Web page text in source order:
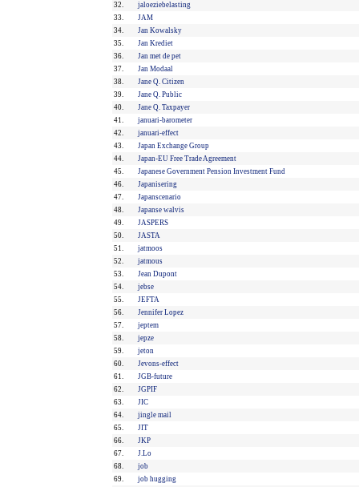
32.
jaloeziebelasting
33.
JAM
34.
Jan Kowalsky
35.
Jan Krediet
36.
Jan met de pet
37.
Jan Modaal
38.
Jane Q. Citizen
39.
Jane Q. Public
40.
Jane Q. Taxpayer
41.
januari-barometer
42.
januari-effect
43.
Japan Exchange Group
44.
Japan-EU Free Trade Agreement
45.
Japanese Government Pension Investment Fund
46.
Japanisering
47.
Japanscenario
48.
Japanse walvis
49.
JASPERS
50.
JASTA
51.
jatmoos
52.
jatmous
53.
Jean Dupont
54.
jebse
55.
JEFTA
56.
Jennifer Lopez
57.
jeptem
58.
jepze
59.
jeton
60.
Jevons-effect
61.
JGB-future
62.
JGPIF
63.
JIC
64.
jingle mail
65.
JIT
66.
JKP
67.
J.Lo
68.
job
69.
job hugging